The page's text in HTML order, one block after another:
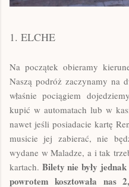
1. ELCHE
Na początek obieramy
Naszą podróż zaczynamy na
właśnie pociągiem
kupić w automatach lub w
nawet jeśli posiadacie kartę
musicie jej zabierać, nie
wydane w Maladze, a i tak
kartach. Bilety nie były
powrotem kosztowała nas 2,